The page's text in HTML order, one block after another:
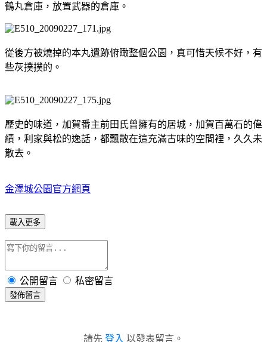
鶴丸倉庫，放置武器的倉庫。
從後方被燒掉的本丸遺跡俯瞰整個公園，真可惜天候不好，有
些灰撲撲的。
歷史的味道，加賀番主前田氏曾擁有的居城，加賀百萬石的偉
績，利家與松的逸話，都飄散在這充滿古味的空間裡，久久未
散去。
金澤城公園官方網頁
載入更多
公開留言 私密留言
發佈留言
請先 登入 以發表留言。